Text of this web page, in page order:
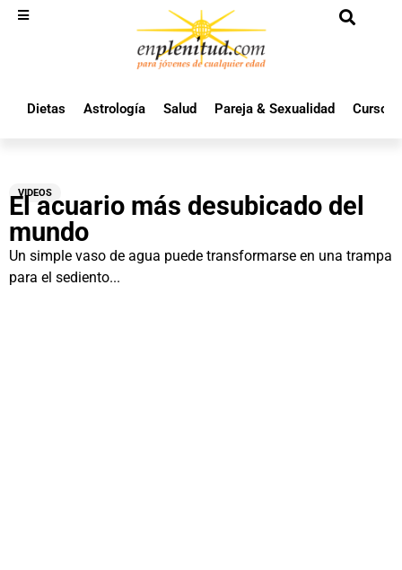
Dietas Astrología Salud Pareja & Sexualidad Cursos
VIDEOS
El acuario más desubicado del
mundo
Un simple vaso de agua puede transformarse en una trampa
para el sediento...